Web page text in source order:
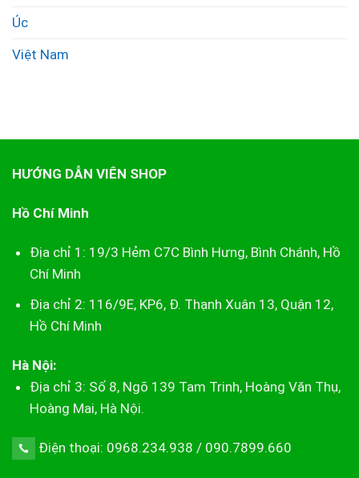
Úc
Việt Nam
HƯỚNG DẪN VIÊN SHOP
Hồ Chí Minh
Địa chỉ 1: 19/3 Hẻm C7C Bình Hưng, Bình Chánh, Hồ
Chí Minh
Địa chỉ 2: 116/9E, KP6, Đ. Thạnh Xuân 13, Quận 12,
Hồ Chí Minh
Hà Nội:
Địa chỉ 3: Số 8, Ngõ 139 Tam Trinh, Hoàng Văn Thụ,
Hoàng Mai, Hà Nội.
Điện thoại: 0968.234.938 / 090.7899.660